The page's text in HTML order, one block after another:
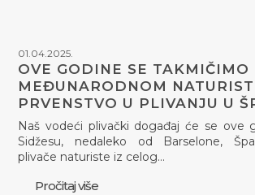
01.04.2025.
OVE GODINE SE TAKMIČIMO
MEĐUNARODNOM
PRVENSTVO U PLIVANJU U
Naš vodeći plivački događaj će se ove
Sidžesu, nedaleko od Barselone,
plivače naturiste iz celog…
Pročitaj više